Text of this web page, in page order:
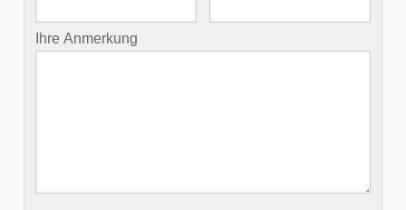
Ihre Anmerkung